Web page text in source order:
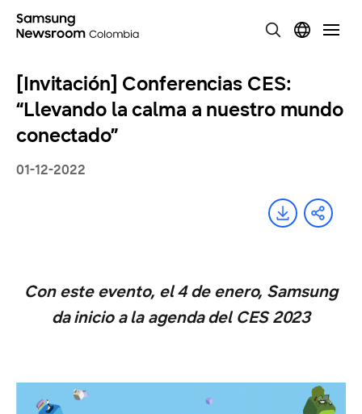
[Invitación] Conferencias CES:
“Llevando la calma a nuestro mundo
conectado”
01-12-2022
Con este evento, el 4 de enero, Samsung
da inicio a la agenda del CES 2023